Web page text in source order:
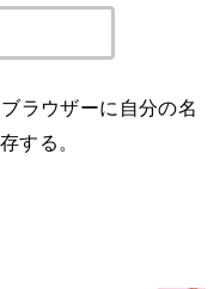
ラウザーに自分の名
する。